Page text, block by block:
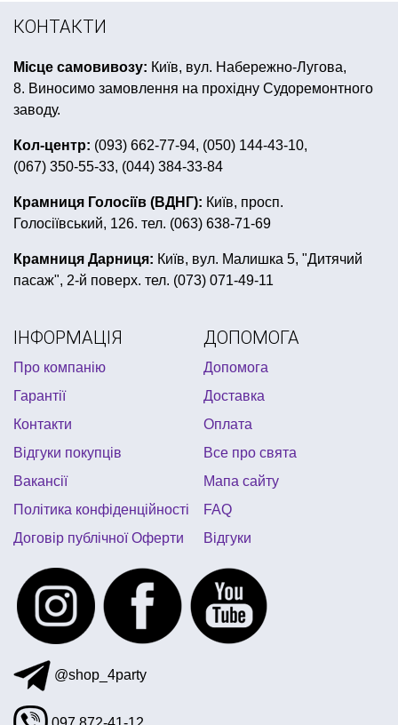
фата на дівич вечір
з днем народження повітряні кульки
товари для свята на випускний
день народження в стилі фіксики
сувенірна продукція брелки
день народження в стилі монстер хай
листівка запрошення на день народження
новорічні головні убори
дитячий костюм клоуна
метафан
купити українську символіку
купити конфетті
українські аксесуари
товари до шкільного свята
КОНТАКТИ
Місце самовивозу: Київ, вул. Набережно-Лугова,
8. Виносимо замовлення на прохідну Судоремонтного
заводу.
Кол-центр: (093) 662-77-94, (050) 144-43-10,
(067) 350-55-33, (044) 384-33-84
Крамниця Голосіїв (ВДНГ): Київ, просп.
Голосіївський, 126. тел. (063) 638-71-69
Крамниця Дарниця: Київ, вул. Малишка 5, "Дитячий
пасаж", 2-й поверх. тел. (073) 071-49-11
ІНФОРМАЦІЯ
Про компанію
Гарантії
Контакти
Відгуки покупців
Вакансії
Політика конфіденційності
Договір публічної Оферти
ДОПОМОГА
Допомога
Доставка
Оплата
Все про свята
Мапа сайту
FAQ
Відгуки
@shop_4party